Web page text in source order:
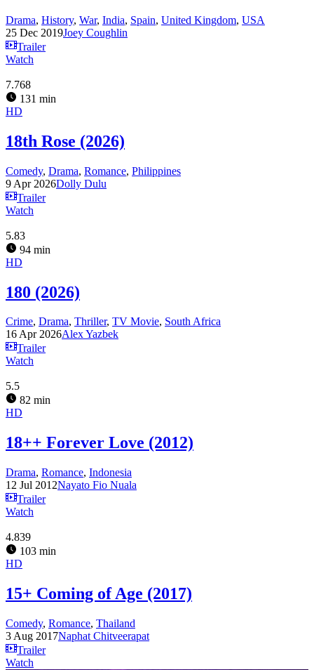
Drama, History, War, India, Spain, United Kingdom, USA
25 Dec 2019Joey Coughlin
Trailer
Watch
7.768
131 min
HD
18th Rose (2026)
Comedy, Drama, Romance, Philippines
9 Apr 2026Dolly Dulu
Trailer
Watch
5.83
94 min
HD
180 (2026)
Crime, Drama, Thriller, TV Movie, South Africa
16 Apr 2026Alex Yazbek
Trailer
Watch
5.5
82 min
HD
18++ Forever Love (2012)
Drama, Romance, Indonesia
12 Jul 2012Nayato Fio Nuala
Trailer
Watch
4.839
103 min
HD
15+ Coming of Age (2017)
Comedy, Romance, Thailand
3 Aug 2017Naphat Chitveerapat
Trailer
Watch